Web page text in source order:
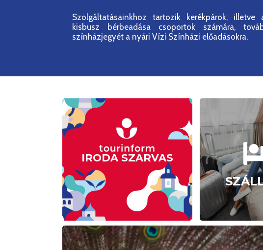
Szolgáltatásainkhoz tartozik kerékpárok,
kisbusz bérbeadása csoportok számára,
színházjegyét a nyári Vízi Színházi előadásokra.
IRODA SZARVAS
TOURINFORM
Információra van
szüksége?
Tovább
Kiadó